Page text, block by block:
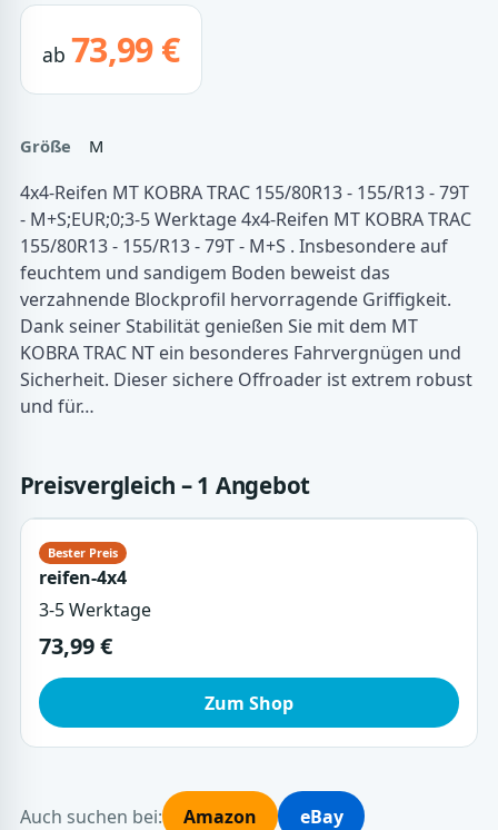
ab 73,99 €
Größe M
4x4-Reifen MT KOBRA TRAC 155/80R13 - 155/R13 - 79T
- M+S;EUR;0;3-5 Werktage 4x4-Reifen MT KOBRA TRAC
155/80R13 - 155/R13 - 79T - M+S . Insbesondere auf
feuchtem und sandigem Boden beweist das
verzahnende Blockprofil hervorragende Griffigkeit.
Dank seiner Stabilität genießen Sie mit dem MT
KOBRA TRAC NT ein besonderes Fahrvergnügen und
Sicherheit. Dieser sichere Offroader ist extrem robust
und für…
Preisvergleich – 1 Angebot
reifen-4x4
3-5 Werktage
73,99 €
Zum Shop
Auch suchen bei: Amazon eBay